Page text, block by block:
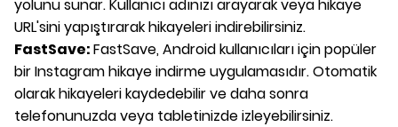
yolunu sunar. Kullanıcı adınızı arayarak veya hikaye
URL'sini yapıştırarak hikayeleri indirebilirsiniz.
FastSave:FastSave, Android kullanıcıları için popüler
bir Instagram hikaye indirme uygulamasıdır. Otomatik
olarak hikayeleri kaydedebilir ve daha sonra
telefonunuzda veya tabletinizde izleyebilirsiniz.